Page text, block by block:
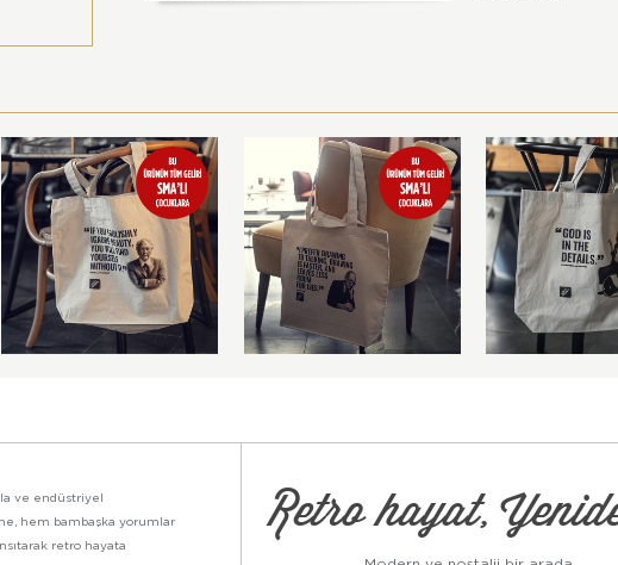
ve endüstriyel
hem bambaşka yorumlar
retro hayata
Retro hayat,